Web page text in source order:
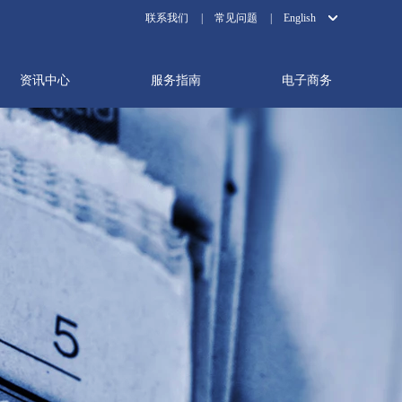
联系我们 常见问题 English
资讯中心 服务指南 电子商务